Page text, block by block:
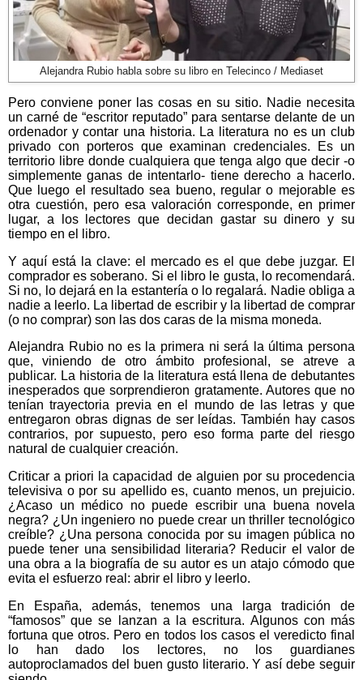
Alejandra Rubio habla sobre su libro en Telecinco / Mediaset
Pero conviene poner las cosas en su sitio. Nadie necesita
un carné de “escritor reputado” para sentarse delante de un
ordenador y contar una historia. La literatura no es un club
privado con porteros que examinan credenciales. Es un
territorio libre donde cualquiera que tenga algo que decir -o
simplemente ganas de intentarlo- tiene derecho a hacerlo.
Que luego el resultado sea bueno, regular o mejorable es
otra cuestión, pero esa valoración corresponde, en primer
lugar, a los lectores que decidan gastar su dinero y su
tiempo en el libro.
Y aquí está la clave: el mercado es el que debe juzgar. El
comprador es soberano. Si el libro le gusta, lo recomendará.
Si no, lo dejará en la estantería o lo regalará. Nadie obliga a
nadie a leerlo. La libertad de escribir y la libertad de comprar
(o no comprar) son las dos caras de la misma moneda.
Alejandra Rubio no es la primera ni será la última persona
que, viniendo de otro ámbito profesional, se atreve a
publicar. La historia de la literatura está llena de debutantes
inesperados que sorprendieron gratamente. Autores que no
tenían trayectoria previa en el mundo de las letras y que
entregaron obras dignas de ser leídas. También hay casos
contrarios, por supuesto, pero eso forma parte del riesgo
natural de cualquier creación.
Criticar a priori la capacidad de alguien por su procedencia
televisiva o por su apellido es, cuanto menos, un prejuicio.
¿Acaso un médico no puede escribir una buena novela
negra? ¿Un ingeniero no puede crear un thriller tecnológico
creíble? ¿Una persona conocida por su imagen pública no
puede tener una sensibilidad literaria? Reducir el valor de
una obra a la biografía de su autor es un atajo cómodo que
evita el esfuerzo real: abrir el libro y leerlo.
En España, además, tenemos una larga tradición de
“famosos” que se lanzan a la escritura. Algunos con más
fortuna que otros. Pero en todos los casos el veredicto final
lo han dado los lectores, no los guardianes
autoproclamados del buen gusto literario. Y así debe seguir